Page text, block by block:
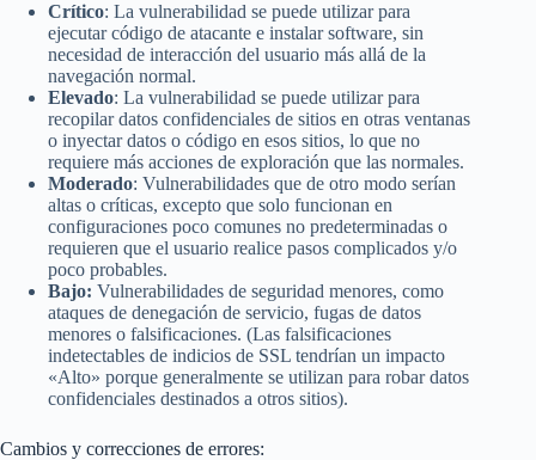
Crítico: La vulnerabilidad se puede utilizar para
ejecutar código de atacante e instalar software, sin
necesidad de interacción del usuario más allá de la
navegación normal.
Elevado: La vulnerabilidad se puede utilizar para
recopilar datos confidenciales de sitios en otras ventanas
o inyectar datos o código en esos sitios, lo que no
requiere más acciones de exploración que las normales.
Moderado: Vulnerabilidades que de otro modo serían
altas o críticas, excepto que solo funcionan en
configuraciones poco comunes no predeterminadas o
requieren que el usuario realice pasos complicados y/o
poco probables.
Bajo: Vulnerabilidades de seguridad menores, como
ataques de denegación de servicio, fugas de datos
menores o falsificaciones. (Las falsificaciones
indetectables de indicios de SSL tendrían un impacto
«Alto» porque generalmente se utilizan para robar datos
confidenciales destinados a otros sitios).
Cambios y correcciones de errores: